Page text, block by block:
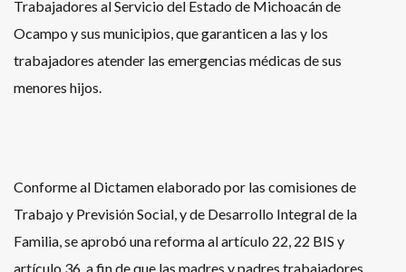
Trabajadores al Servicio del Estado de Michoacán de
Ocampo y sus municipios, que garanticen a las y los
trabajadores atender las emergencias médicas de sus
menores hijos.
Conforme al Dictamen elaborado por las comisiones de
Trabajo y Previsión Social, y de Desarrollo Integral de la
Familia, se aprobó una reforma al artículo 22, 22 BIS y
artículo 36, a fin de que las madres y padres trabajadores,